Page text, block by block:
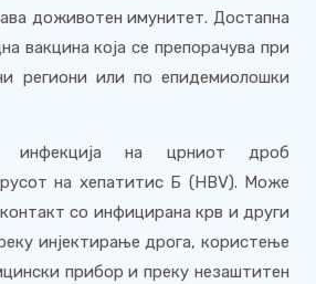
доживотен имунитет. Достапна
вакцина која се препорачува при
региони или по епидемиолошки
на црниот дроб
на хепатитис Б (HBV). Може
со инфицирана крв и други
инјектирање дрога, користење
прибор и преку незаштитен